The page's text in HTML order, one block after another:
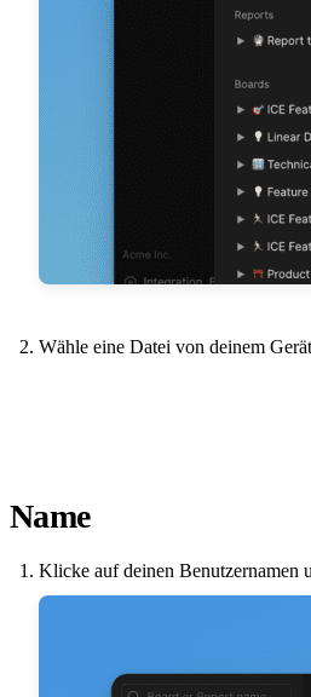
Wähle eine Datei von deinem
Name
Klicke auf deinen Benutzernamen